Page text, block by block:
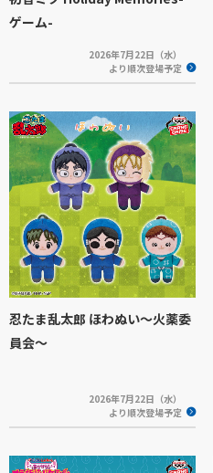
ゲーム-
2026年7月22日（水）
より順次登場予定
忍たま乱太郎 ほわぬい～火薬委
員会～
2026年7月22日（水）
より順次登場予定